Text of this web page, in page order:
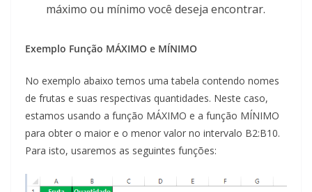
máximo ou mínimo você deseja encontrar.
Exemplo Função MÁXIMO e MÍNIMO
No exemplo abaixo temos uma tabela contendo nomes
de frutas e suas respectivas quantidades. Neste caso,
estamos usando a função MÁXIMO e a função MÍNIMO
para obter o maior e o menor valor no intervalo B2:B10.
Para isto, usaremos as seguintes funções: